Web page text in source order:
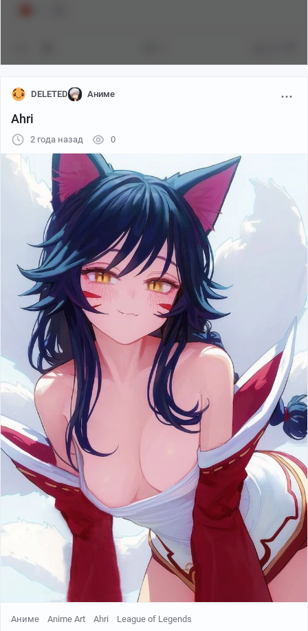
DELETED Аниме
Ahri
2 года назад 0
Аниме Anime Art Ahri League of Legends